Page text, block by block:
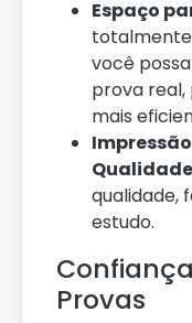
Espaço
você
prova
mais
qualidade,
estudo.
Provas